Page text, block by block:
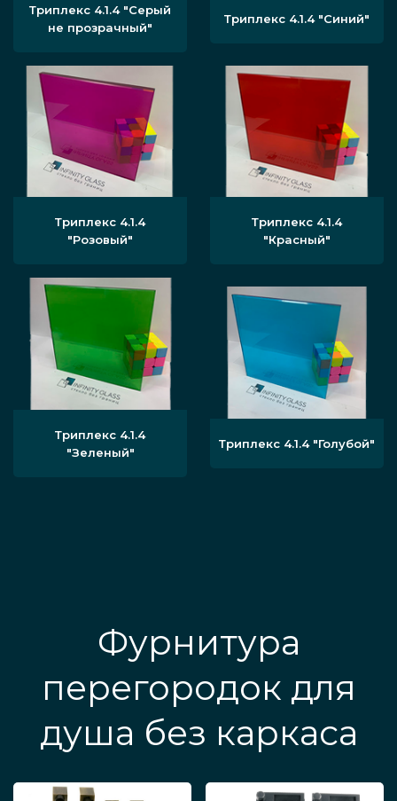
Триплекс 4.1.4 "Серый
не прозрачный"
Триплекс 4.1.4 "Синий"
Триплекс 4.1.4
"Розовый"
Триплекс 4.1.4
"Красный"
Триплекс 4.1.4
"Зеленый"
Триплекс 4.1.4 "Голубой"
Фурнитура
перегородок для
душа без каркаса